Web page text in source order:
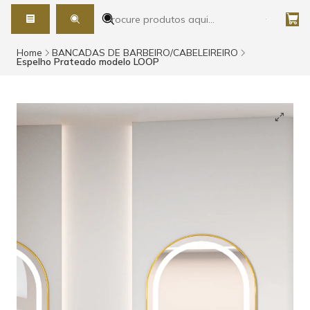
Home BANCADAS DE BARBEIRO/CABELEIREIRO
Espelho Prateado modelo LOOP